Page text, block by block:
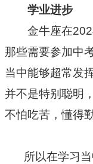
学业进步
金牛座在2024
那些需要参加中
当中能够超常发
并不是特别聪明
不怕吃苦，懂得
所以在学习